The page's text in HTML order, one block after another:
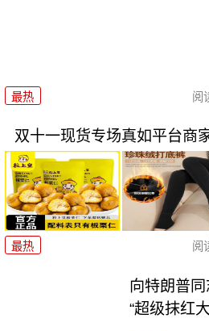
最热 阅
双十一现货专场真如平台商
最热 阅
向特朗普
“超级抹红